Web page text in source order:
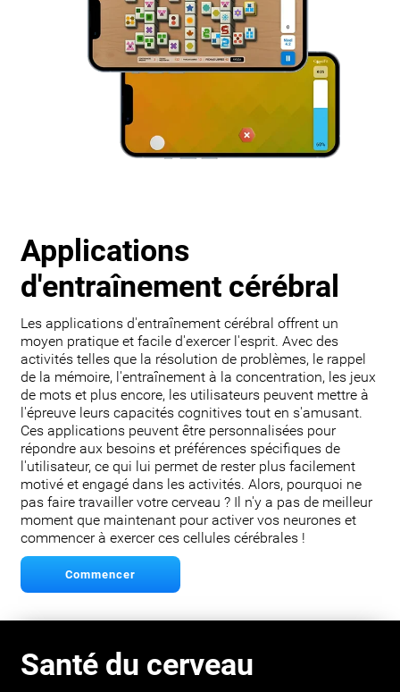
Applications
d'entraînement cérébral
Les applications d'entraînement cérébral offrent un
moyen pratique et facile d'exercer l'esprit. Avec des
activités telles que la résolution de problèmes, le rappel
de la mémoire, l'entraînement à la concentration, les jeux
de mots et plus encore, les utilisateurs peuvent mettre à
l'épreuve leurs capacités cognitives tout en s'amusant.
Ces applications peuvent être personnalisées pour
répondre aux besoins et préférences spécifiques de
l'utilisateur, ce qui lui permet de rester plus facilement
motivé et engagé dans les activités. Alors, pourquoi ne
pas faire travailler votre cerveau ? Il n'y a pas de meilleur
moment que maintenant pour activer vos neurones et
commencer à exercer ces cellules cérébrales !
Commencer
Santé du cerveau